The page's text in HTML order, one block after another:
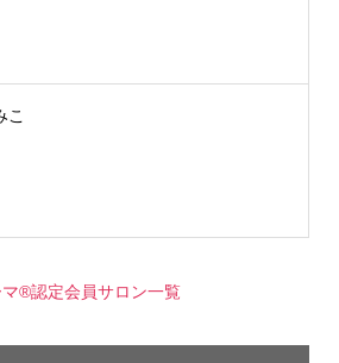
こ
®認定会員サロン一覧